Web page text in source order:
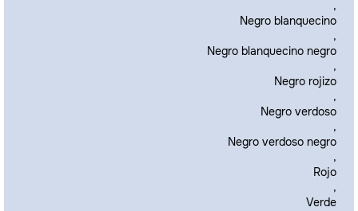
,
Negro blanquecino
,
Negro blanquecino negro
,
Negro rojizo
,
Negro verdoso
,
Negro verdoso negro
,
Rojo
,
Verde